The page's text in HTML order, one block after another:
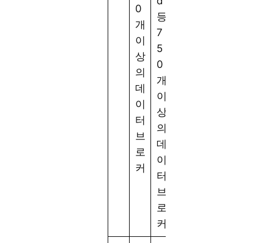
0
개
이
상
의
데
이
터
브
로
커
등
7
5
0
개
이
상
의
데
이
터
브
로
커